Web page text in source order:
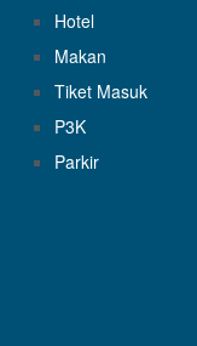
Hotel
Makan
Tiket Masuk
P3K
Parkir